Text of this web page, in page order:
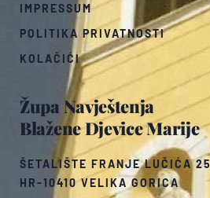
Župa Navještenja
Blažene Djevice Marije
ŠETALIŠTE FRANJE LUČIĆA 25
HR-10410 VELIKA GORICA
IMPRESSUM
POLITIKA PRIVATNOSTI
KOLAČIĆI